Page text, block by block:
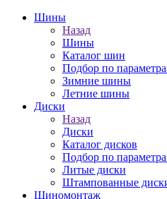
Шины
Назад
Шины
Каталог шин
Подбор по
Зимние шины
Летние шины
Диски
Назад
Диски
Каталог дисков
Подбор по
Литые диски
Штампованные
Шиномонтаж